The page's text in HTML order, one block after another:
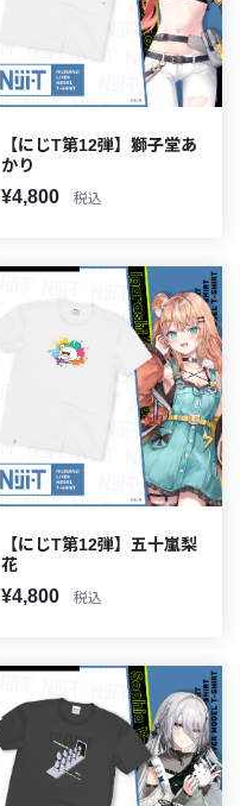
【にじT第12弾】獅子堂あ
かり
¥4,800 税込
【にじT第12弾】五十嵐梨
花
¥4,800 税込